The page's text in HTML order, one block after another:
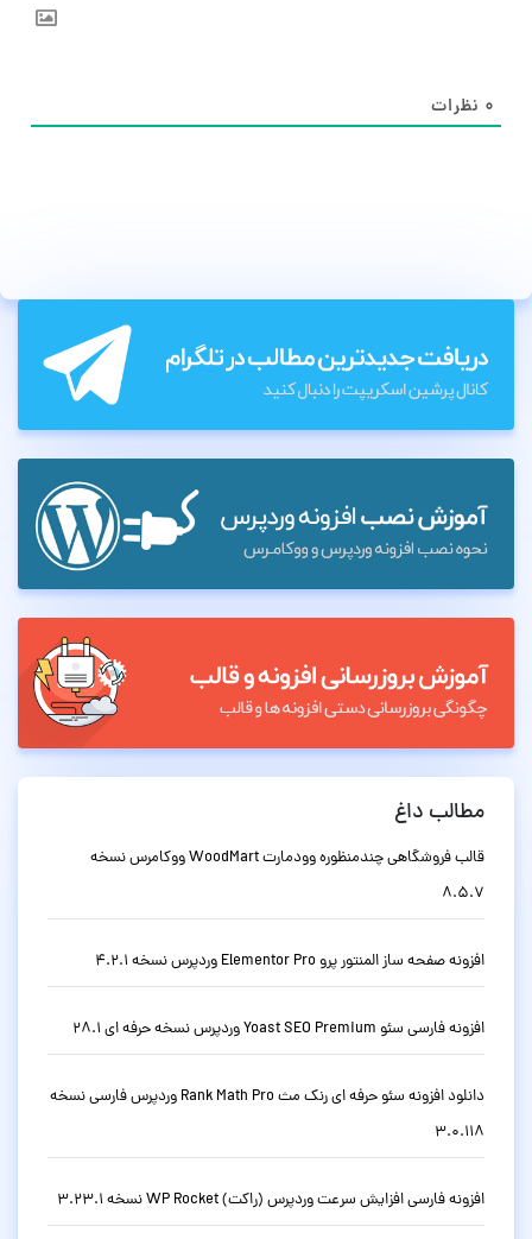
۰ نظرات
مطالب داغ
قالب فروشگاهی چندمنظوره وودمارت WoodMart ووکامرس نسخه
8.5.7
افزونه صفحه ساز المنتور پرو Elementor Pro وردپرس نسخه 4.2.1
افزونه فارسی سئو Yoast SEO Premium وردپرس نسخه حرفه ای 28.1
دانلود افزونه سئو حرفه ای رنک مث Rank Math Pro وردپرس فارسی نسخه
3.0.118
افزونه فارسی افزایش سرعت وردپرس (راکت) WP Rocket نسخه 3.23.1